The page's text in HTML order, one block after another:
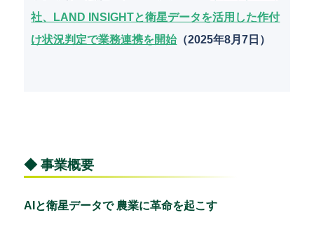
社、LAND INSIGHTと衛星データを活用した作付
け状況判定で業務連携を開始（2025年8月7日）
◆ 事業概要
AIと衛星データで 農業に革命を起こす